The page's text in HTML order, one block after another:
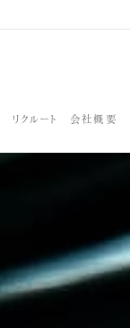
リクルート 会社概要